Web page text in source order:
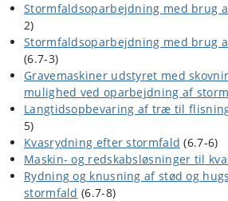
Stormfaldsoparbejdning med brug
2)
Stormfaldsoparbejdning med brug
(6.7-3)
Gravemaskiner udstyret med
mulighed ved oparbejdning af
Langtidsopbevaring af træ til
5)
Kvasrydning efter stormfald (6.7-6)
Maskin- og redskabsløsninger til
Rydning og knusning af stød og
stormfald (6.7-8)